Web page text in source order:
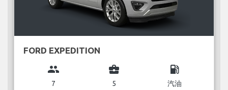
FORD EXPEDITION
group
7
business_center
5
local_gas_station
汽油